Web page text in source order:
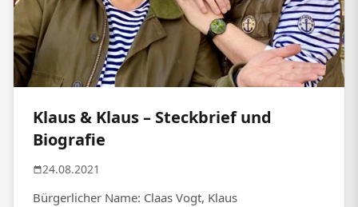
Klaus & Klaus – Steckbrief und
Biografie
24.08.2021
Bürgerlicher Name: Claas Vogt, Klaus